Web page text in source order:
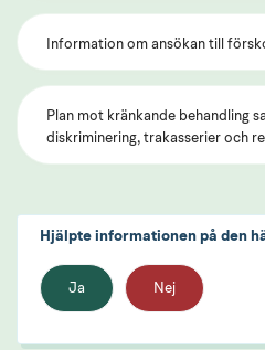
Information om ansökan till
Plan mot kränkande behandling
diskriminering, trakasserier och
Hjälpte informationen på den
Ja Nej